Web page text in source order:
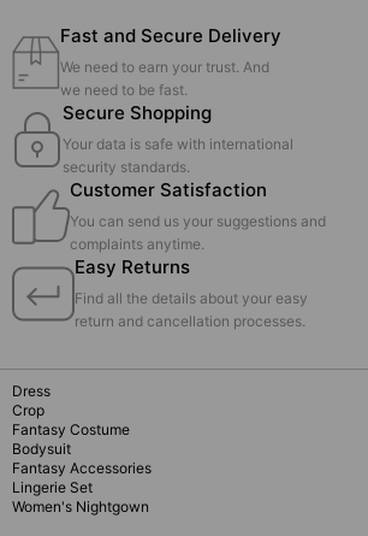
Fast and Secure Delivery
We need to earn your trust. And
we need to be fast.
Secure Shopping
Your data is safe with international
security standards.
Customer Satisfaction
You can send us your suggestions and
complaints anytime.
Easy Returns
Find all the details about your easy
return and cancellation processes.
Dress
Crop
Fantasy Costume
Bodysuit
Fantasy Accessories
Lingerie Set
Women's Nightgown